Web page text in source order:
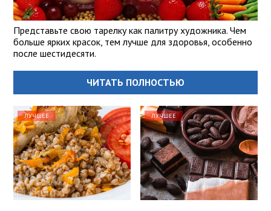
Представьте свою тарелку как палитру художника. Чем
больше ярких красок, тем лучше для здоровья, особенно
после шестидесяти.
ЧИТАТЬ ПОЛНОСТЬЮ
ЛУЧШЕЕ ЛУЧШЕЕ